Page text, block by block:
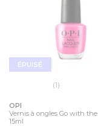
ÉPUISÉ
(1)
OPI
Vernis à ongles Go with the...
15ml